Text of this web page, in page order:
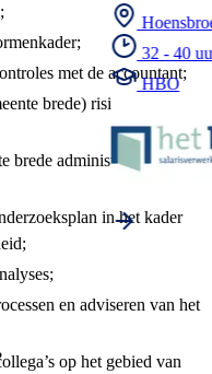
met de accountant;
brede) risicobeheersing
brede administratieve
in het kader
en adviseren van het
op het gebied van
32 - 40
HBO